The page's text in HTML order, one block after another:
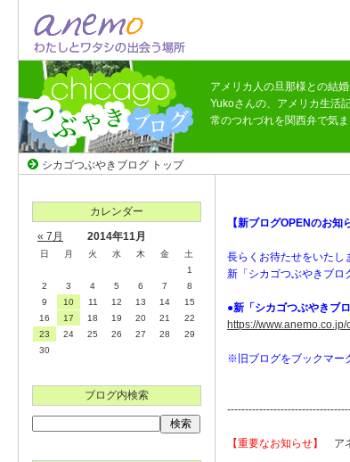
アメリカ人の旦那様との結
Yukoさんの、アメリカ生活
常のつれづれを関西弁で気
シカゴつぶやきブログ トップ
【新ブログOPENのお
長らくお待たせをいたし
新「シカゴつぶやきブロ
●新「シカゴつぶやきブロ
https://
※旧ブログをブックマー
【重要なお知らせ】 ア
カレンダー
« 7月
2014年11月
日 月 火 水 木 金
土
1
2
3 4 5 6 7
8
9
10 11 12 13 14
15
16
17 18 19 20 21
22
23
24 25 26 27 28
29
30
ブログ内検索